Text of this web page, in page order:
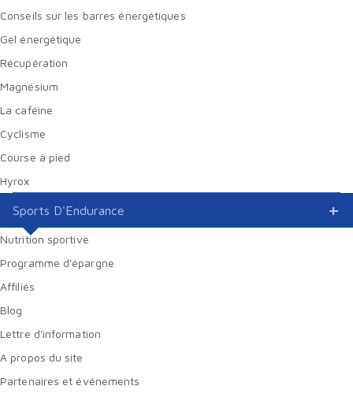
Conseils sur les barres énergétiques
Gel énergétique
Récupération
Magnésium
La caféine
Cyclisme
Course à pied
Hyrox
Sports D'Endurance
Nutrition sportive
Programme d'épargne
Affiliés
Blog
Lettre d'information
A propos du site
Partenaires et événements